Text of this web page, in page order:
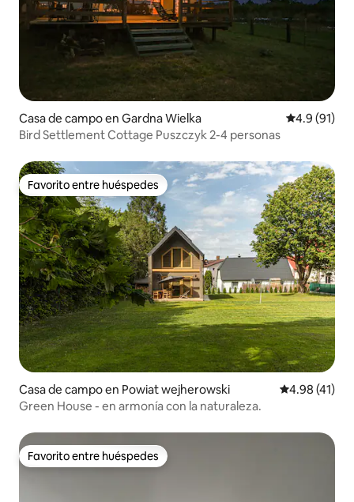
Casa de campo en Gardna Wielka Calificación
4.9 (91)
Bird Settlement Cottage Puszczyk 2-4 personas
Favorito entre huéspedes
Favorito entre huéspedes
Casa de campo en Powiat wejherowski Calificación
4.98 (41)
Green House - en armonía con la naturaleza.
Favorito entre huéspedes
Favorito entre huéspedes